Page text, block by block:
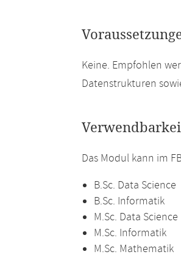
Keine. Empfohlen
Datenstrukturen
Das Modul kann im
B.Sc. Data Science
B.Sc. Informatik
M.Sc. Data Science
M.Sc. Informatik
M.Sc. Mathematik